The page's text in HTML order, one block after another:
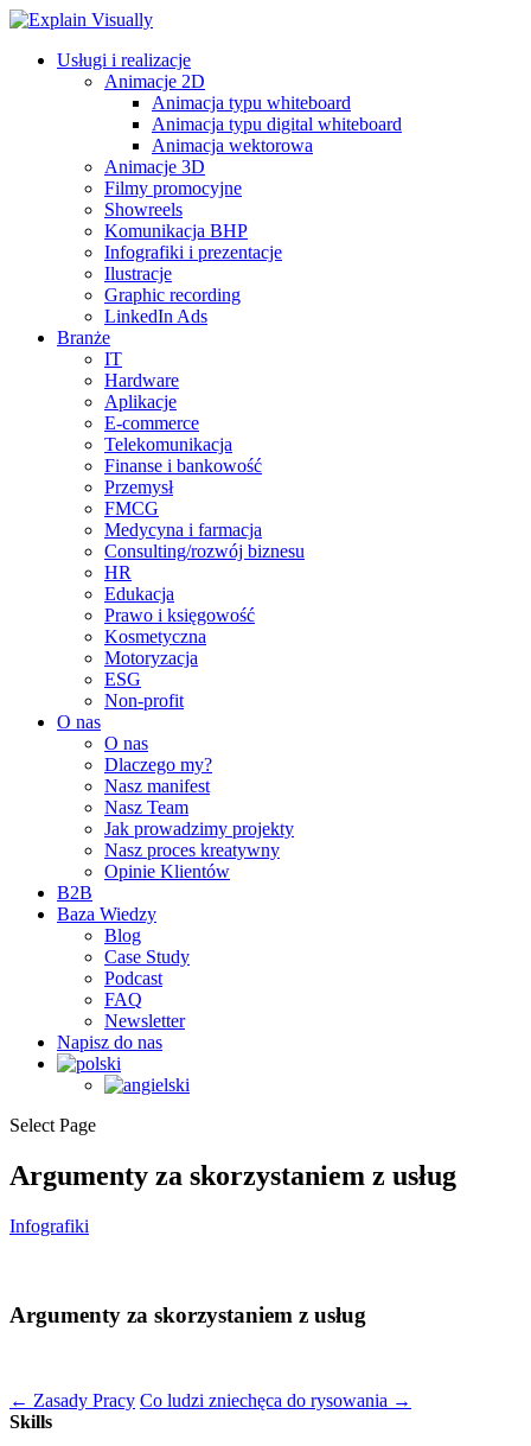
Usługi i realizacje
Animacje 2D
Animacja typu whiteboard
Animacja typu digital whiteboard
Animacja wektorowa
Animacje 3D
Filmy promocyjne
Showreels
Komunikacja BHP
Infografiki i prezentacje
Ilustracje
Graphic recording
LinkedIn Ads
Branże
IT
Hardware
Aplikacje
E-commerce
Telekomunikacja
Finanse i bankowość
Przemysł
FMCG
Medycyna i farmacja
Consulting/rozwój biznesu
HR
Edukacja
Prawo i księgowość
Kosmetyczna
Motoryzacja
ESG
Non-profit
O nas
O nas
Dlaczego my?
Nasz manifest
Nasz Team
Jak prowadzimy projekty
Nasz proces kreatywny
Opinie Klientów
B2B
Baza Wiedzy
Blog
Case Study
Podcast
FAQ
Newsletter
Napisz do nas
Select Page
Argumenty za skorzystaniem z usług
Infografiki
Argumenty za skorzystaniem z usług
← Zasady Pracy Co ludzi zniechęca do rysowania →
Skills